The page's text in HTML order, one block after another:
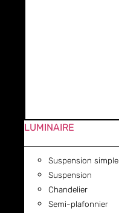
LUMINAIRE
Suspension simple
Suspension
Chandelier
Semi-plafonnier